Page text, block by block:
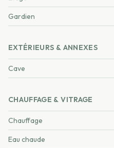
Gardien
EXTÉRIEURS & ANNEXES
Cave
CHAUFFAGE & VITRAGE
Chauffage
Eau chaude